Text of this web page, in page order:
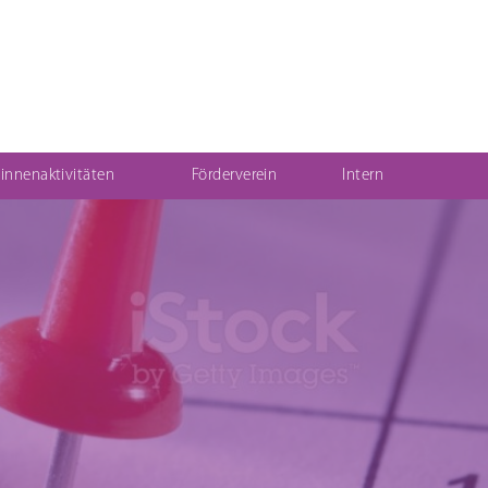
Hauswirtschaft
Ausbildungsvorbereitung (AV/AVdual)
Vorqualifizierungsjahr Arbeit/Beruf: mit
Schwerpunkt Erwerb von Deutschkenntnissen
(VABO) und Kooperationsklasse Förderschule
Berufliche Eingliederung für
Förderschüler:innen (BVE)
Förderverein Intern